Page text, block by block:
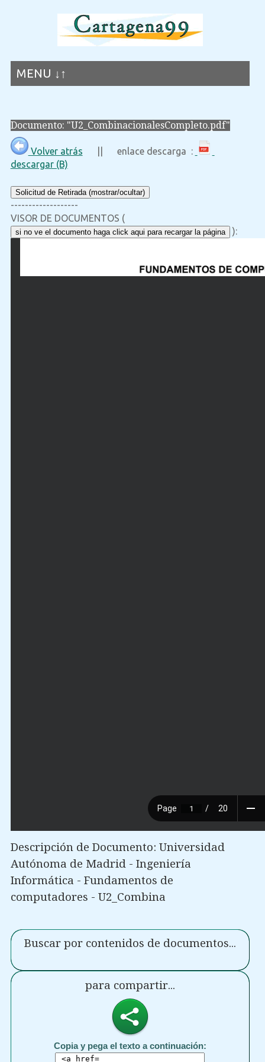
MENU ↓↑
Documento: "U2_CombinacionalesCompleto.pdf"
Volver atrás || enlace descarga :
descargar (B)
Solicitud de Retirada (mostrar/ocultar)
-------------------
VISOR DE DOCUMENTOS (
si no ve el documento haga click aqui para recargar la página ):
Descripción de Documento: Universidad
Autónoma de Madrid - Ingeniería
Informática - Fundamentos de
computadores - U2_Combina
Buscar por contenidos de documentos...
para compartir...
Copia y pega el texto a continuación: